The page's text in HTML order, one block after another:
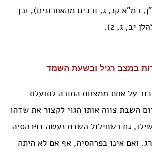
רמ”א קנ, ג, ורבים מהאחרונים), וכך
יב, ג, 2).
במצב רגיל ובשעת השמד
על אחת ממצוות התורה לתועלת
השבת צווה אותו הגוי לקצור את שדהו
גם כשחילול השבת נעשה בפרהסיה
ואם אינו בפרהסיה, אף אם לא היתה